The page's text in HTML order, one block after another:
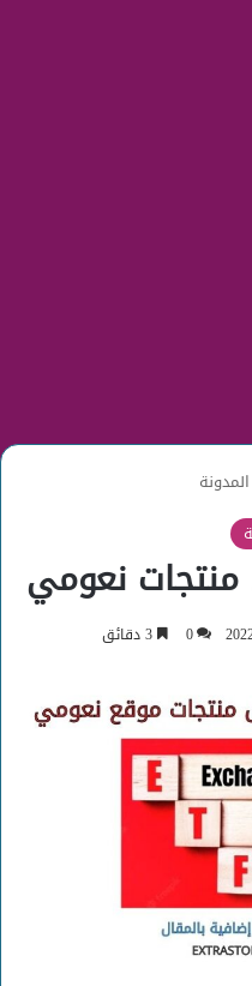
المدونة
منتجات نعومي
0 3 دقائق